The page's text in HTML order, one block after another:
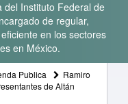
Instituto Federal de
de regular,
en los sectores
en México.
Publica
Ramiro
de Altán